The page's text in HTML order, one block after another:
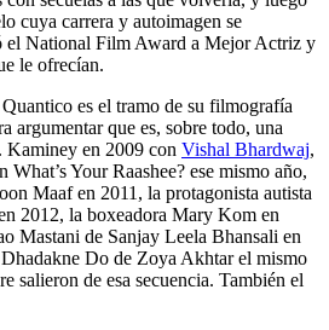
cuya carrera y autoimagen se
el National Film Award a Mejor Actriz y
le ofrecían.
es el tramo de su filmografía
argumentar que es, sobre todo, una
Kaminey en 2009 con Vishal Bhardwaj,
What’s Your Raashee? ese mismo año,
Maaf en 2011, la protagonista autista
2012, la boxeadora Mary Kom en
Mastani de Sanjay Leela Bhansali en
Do de Zoya Akhtar el mismo
salieron de esa secuencia. También el